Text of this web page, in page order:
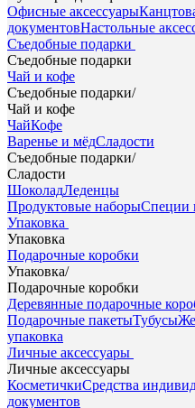
Офисные аксессуары
документовНастольные
Съедобные подарки
Съедобные подарки
Чай и кофе
Съедобные подарки/
Чай и кофе
ЧайКофе
Варенье и мёдСладости
Съедобные подарки/
Сладости
ШоколадЛеденцы
Продуктовые наборыСпеции
Упаковка
Упаковка
Подарочные коробки
Упаковка/
Подарочные коробки
Деревянные подарочные
Подарочные пакетыТубусы
упаковка
Личные аксессуары
Личные аксессуары
КосметичкиСредства
документов